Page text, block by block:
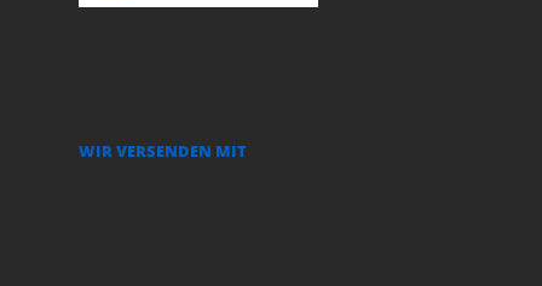
WIR VERSENDEN MIT